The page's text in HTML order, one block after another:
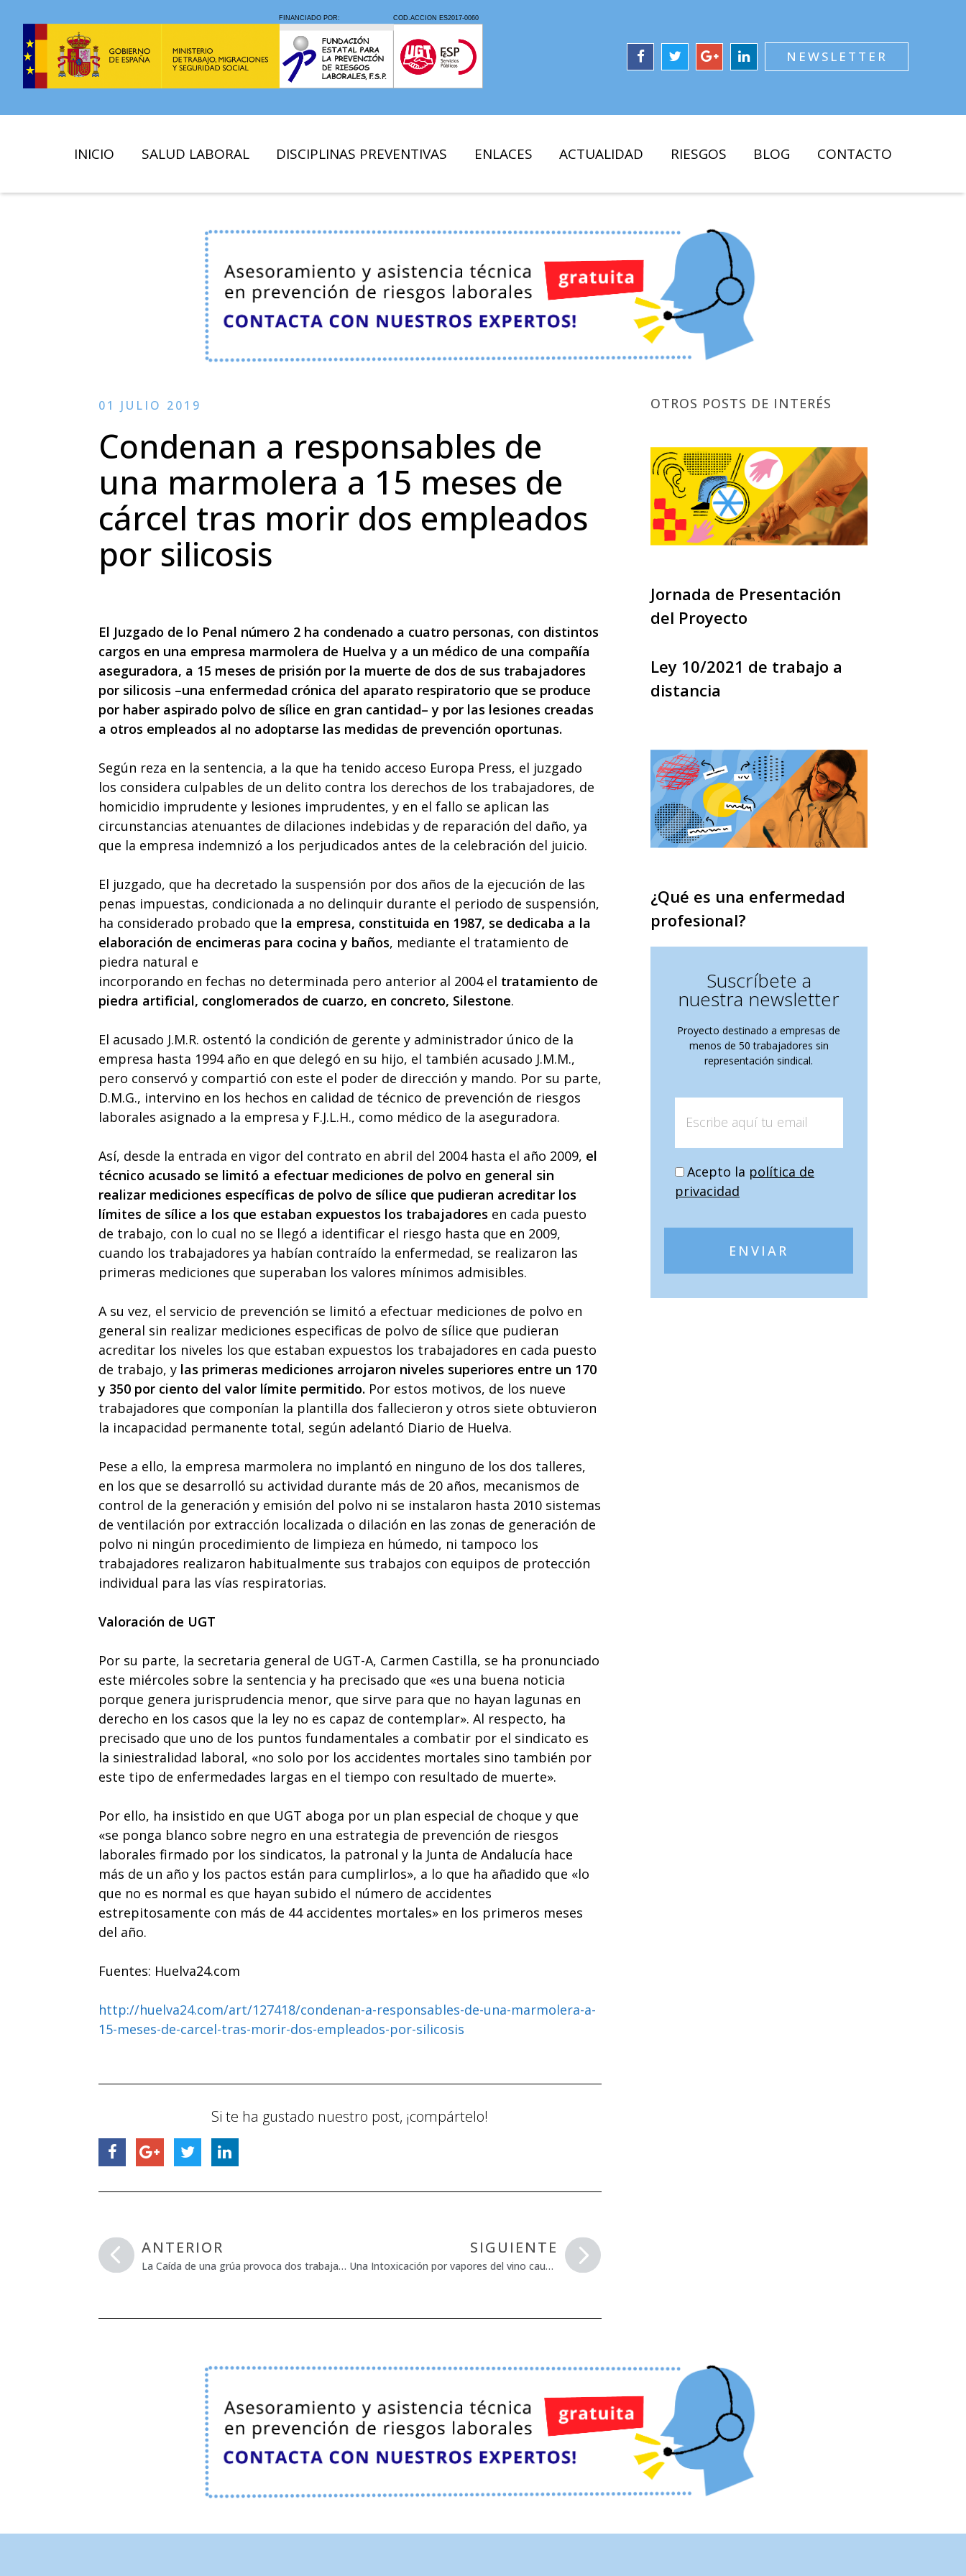
NEWSLETTER
INICIO SALUD LABORAL DISCIPLINAS PREVENTIVAS ENLACES ACTUALIDAD RIESGOS BLOG CONTACTO
01 JULIO 2019
Condenan a responsables de
una marmolera a 15 meses de
cárcel tras morir dos empleados
por silicosis
El Juzgado de lo Penal número 2 ha condenado a cuatro personas, con distintos
cargos en una empresa marmolera de Huelva y a un médico de una compañía
aseguradora, a 15 meses de prisión por la muerte de dos de sus trabajadores
por silicosis –una enfermedad crónica del aparato respiratorio que se produce
por haber aspirado polvo de sílice en gran cantidad– y por las lesiones creadas
a otros empleados al no adoptarse las medidas de prevención oportunas.
Según reza en la sentencia, a la que ha tenido acceso Europa Press, el juzgado
los considera culpables de un delito contra los derechos de los trabajadores, de
homicidio imprudente y lesiones imprudentes, y en el fallo se aplican las
circunstancias atenuantes de dilaciones indebidas y de reparación del daño, ya
que la empresa indemnizó a los perjudicados antes de la celebración del juicio.
El juzgado, que ha decretado la suspensión por dos años de la ejecución de las
penas impuestas, condicionada a no delinquir durante el periodo de suspensión,
ha considerado probado que la empresa, constituida en 1987, se dedicaba a la
elaboración de encimeras para cocina y baños, mediante el tratamiento de
piedra natural e
incorporando en fechas no determinada pero anterior al 2004 el tratamiento de
piedra artificial, conglomerados de cuarzo, en concreto, Silestone.
El acusado J.M.R. ostentó la condición de gerente y administrador único de la
empresa hasta 1994 año en que delegó en su hijo, el también acusado J.M.M.,
pero conservó y compartió con este el poder de dirección y mando. Por su parte,
D.M.G., intervino en los hechos en calidad de técnico de prevención de riesgos
laborales asignado a la empresa y F.J.L.H., como médico de la aseguradora.
Así, desde la entrada en vigor del contrato en abril del 2004 hasta el año 2009, el
técnico acusado se limitó a efectuar mediciones de polvo en general sin
realizar mediciones específicas de polvo de sílice que pudieran acreditar los
límites de sílice a los que estaban expuestos los trabajadores en cada puesto
de trabajo, con lo cual no se llegó a identificar el riesgo hasta que en 2009,
cuando los trabajadores ya habían contraído la enfermedad, se realizaron las
primeras mediciones que superaban los valores mínimos admisibles.
A su vez, el servicio de prevención se limitó a efectuar mediciones de polvo en
general sin realizar mediciones especificas de polvo de sílice que pudieran
acreditar los niveles los que estaban expuestos los trabajadores en cada puesto
de trabajo, y las primeras mediciones arrojaron niveles superiores entre un 170
y 350 por ciento del valor límite permitido. Por estos motivos, de los nueve
trabajadores que componían la plantilla dos fallecieron y otros siete obtuvieron
la incapacidad permanente total, según adelantó Diario de Huelva.
Pese a ello, la empresa marmolera no implantó en ninguno de los dos talleres,
en los que se desarrolló su actividad durante más de 20 años, mecanismos de
control de la generación y emisión del polvo ni se instalaron hasta 2010 sistemas
de ventilación por extracción localizada o dilación en las zonas de generación de
polvo ni ningún procedimiento de limpieza en húmedo, ni tampoco los
trabajadores realizaron habitualmente sus trabajos con equipos de protección
individual para las vías respiratorias.
Valoración de UGT
Por su parte, la secretaria general de UGT-A, Carmen Castilla, se ha pronunciado
este miércoles sobre la sentencia y ha precisado que «es una buena noticia
porque genera jurisprudencia menor, que sirve para que no hayan lagunas en
derecho en los casos que la ley no es capaz de contemplar». Al respecto, ha
precisado que uno de los puntos fundamentales a combatir por el sindicato es
la siniestralidad laboral, «no solo por los accidentes mortales sino también por
este tipo de enfermedades largas en el tiempo con resultado de muerte».
Por ello, ha insistido en que UGT aboga por un plan especial de choque y que
«se ponga blanco sobre negro en una estrategia de prevención de riesgos
laborales firmado por los sindicatos, la patronal y la Junta de Andalucía hace
más de un año y los pactos están para cumplirlos», a lo que ha añadido que «lo
que no es normal es que hayan subido el número de accidentes
estrepitosamente con más de 44 accidentes mortales» en los primeros meses
del año.
Fuentes: Huelva24.com
http://huelva24.com/art/127418/condenan-a-responsables-de-una-marmolera-a-
15-meses-de-carcel-tras-morir-dos-empleados-por-silicosis
Si te ha gustado nuestro post, ¡compártelo!
ANTERIOR
La Caída de una grúa provoca dos trabajadores heridos en Jaén
SIGUIENTE
Una Intoxicación por vapores del vino causa dos muertos y un herido muy grave en Bodegas Paniza.
OTROS POSTS DE INTERÉS
Jornada de Presentación
del Proyecto
Ley 10/2021 de trabajo a
distancia
¿Qué es una enfermedad
profesional?
Suscríbete a
nuestra newsletter
Proyecto destinado a empresas de
menos de 50 trabajadores sin
representación sindical.
Acepto la política de
privacidad
ENVIAR